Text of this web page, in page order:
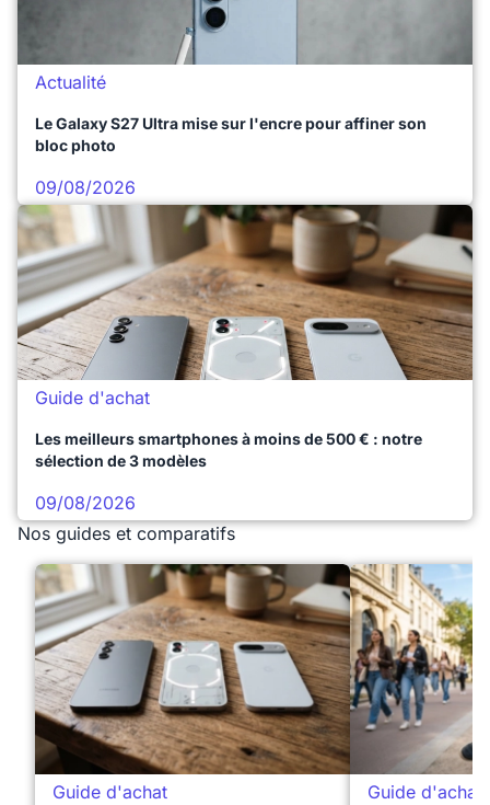
Actualité
Le Galaxy S27 Ultra mise sur l'encre pour affiner son
bloc photo
09/08/2026
Guide d'achat
Les meilleurs smartphones à moins de 500 € : notre
sélection de 3 modèles
09/08/2026
Nos guides et comparatifs
Guide d'achat Guide d'achat